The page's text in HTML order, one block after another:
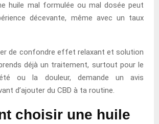
huile mal formulée ou mal dosée peut
décevante, même avec un taux
de confondre effet relaxant et solution
déjà un traitement, surtout pour le
ou la douleur, demande un avis
d’ajouter du CBD à ta routine.
choisir une huile